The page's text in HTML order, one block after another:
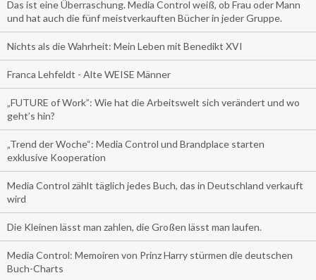
Das ist eine Überraschung. Media Control weiß, ob Frau oder Mann
und hat auch die fünf meistverkauften Bücher in jeder Gruppe.
Nichts als die Wahrheit: Mein Leben mit Benedikt XVI
Franca Lehfeldt - Alte WEISE Männer
„FUTURE of Work”: Wie hat die Arbeitswelt sich verändert und wo
geht’s hin?
„Trend der Woche“: Media Control und Brandplace starten
exklusive Kooperation
Media Control zählt täglich jedes Buch, das in Deutschland verkauft
wird
Die Kleinen lässt man zahlen, die Großen lässt man laufen.
Media Control: Memoiren von Prinz Harry stürmen die deutschen
Buch-Charts